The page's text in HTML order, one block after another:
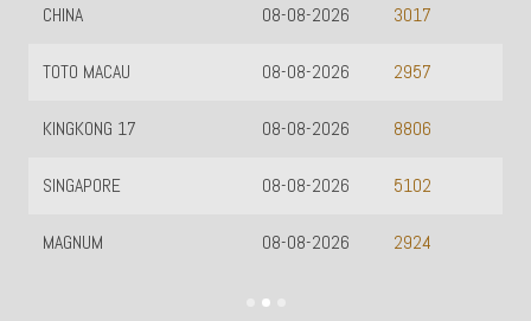
CHINA 3017
08-08-2026
TOTO MACAU 2957
08-08-2026
KINGKONG 17 8806
08-08-2026
SINGAPORE 5102
08-08-2026
MAGNUM 2924
08-08-2026